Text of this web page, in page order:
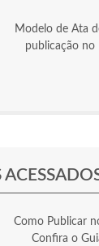
Modelo de Ata
publicação no
Como Publicar
Confira o